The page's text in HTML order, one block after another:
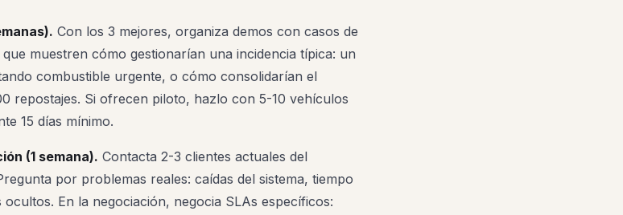
Con los 3 mejores, organiza demos con casos de
muestren cómo gestionarían una incidencia típica: un
combustible urgente, o cómo consolidarían el
repostajes. Si ofrecen piloto, hazlo con 5-10 vehículos
15 días mínimo.
(1 semana). Contacta 2-3 clientes actuales del
por problemas reales: caídas del sistema, tiempo
En la negociación, negocia SLAs específicos: